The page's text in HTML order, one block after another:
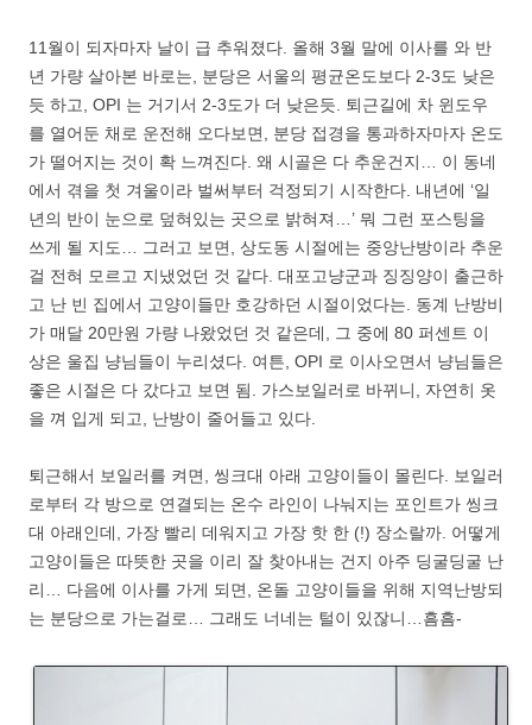
11월이 되자마자 날이 급 추워졌다. 올해 3월 말에 이사를 와 반
년 가량 살아본 바로는, 분당은 서울의 평균온도보다 2-3도 낮은
듯 하고, OPI 는 거기서 2-3도가 더 낮은듯. 퇴근길에 차 윈도우
를 열어둔 채로 운전해 오다보면, 분당 접경을 통과하자마자 온도
가 떨어지는 것이 확 느껴진다. 왜 시골은 다 추운건지… 이 동네
에서 겪을 첫 겨울이라 벌써부터 걱정되기 시작한다. 내년에 ‘일
년의 반이 눈으로 덮혀있는 곳으로 밝혀져…’ 뭐 그런 포스팅을
쓰게 될 지도… 그러고 보면, 상도동 시절에는 중앙난방이라 추운
걸 전혀 모르고 지냈었던 것 같다. 대포고냥군과 징징양이 출근하
고 난 빈 집에서 고양이들만 호강하던 시절이었다는. 동계 난방비
가 매달 20만원 가량 나왔었던 것 같은데, 그 중에 80 퍼센트 이
상은 울집 냥님들이 누리셨다. 여튼, OPI 로 이사오면서 냥님들은
좋은 시절은 다 갔다고 보면 됨. 가스보일러로 바뀌니, 자연히 옷
을 껴 입게 되고, 난방이 줄어들고 있다.
퇴근해서 보일러를 켜면, 씽크대 아래 고양이들이 몰린다. 보일러
로부터 각 방으로 연결되는 온수 라인이 나눠지는 포인트가 씽크
대 아래인데, 가장 빨리 데워지고 가장 핫 한 (!) 장소랄까. 어떻게
고양이들은 따뜻한 곳을 이리 잘 찾아내는 건지 아주 딩굴딩굴 난
리… 다음에 이사를 가게 되면, 온돌 고양이들을 위해 지역난방되
는 분당으로 가는걸로… 그래도 너네는 털이 있잖니…흠흠-